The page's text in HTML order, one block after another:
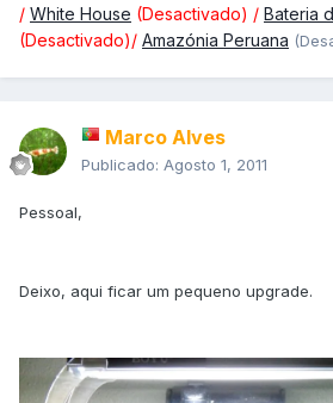
/ White House (Desactivado) / Bateria
(Desactivado)/ Amazónia Peruana
Marco Alves
Publicado: Agosto 1, 2011
Pessoal,
Deixo, aqui ficar um pequeno upgrade.